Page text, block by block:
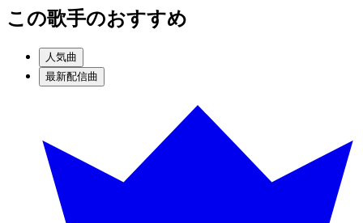
この歌手のおすすめ
人気曲
最新配信曲